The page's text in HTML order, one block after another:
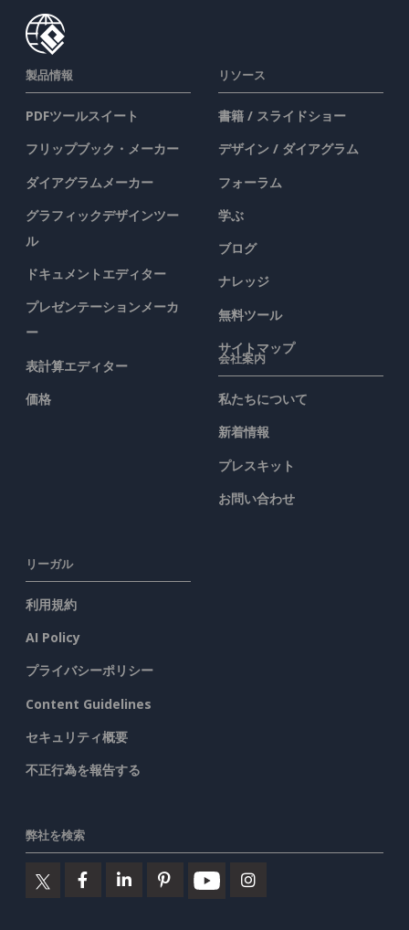
製品情報
PDFツールスイート
フリップブック・メーカー
ダイアグラムメーカー
グラフィックデザインツー
ル
ドキュメントエディター
プレゼンテーションメーカ
ー
表計算エディター
価格
リソース
書籍 / スライドショー
デザイン / ダイアグラム
フォーラム
学ぶ
ブログ
ナレッジ
無料ツール
サイトマップ
会社案内
私たちについて
新着情報
プレスキット
お問い合わせ
リーガル
利用規約
AI Policy
プライバシーポリシー
Content Guidelines
セキュリティ概要
不正行為を報告する
弊社を検索